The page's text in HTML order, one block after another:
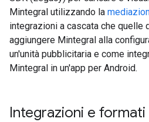
Mintegral utilizzando la
integrazioni a cascata che quelle
aggiungere Mintegral alla
un'unità pubblicitaria e come
Mintegral in un'app per Android.
Integrazioni e